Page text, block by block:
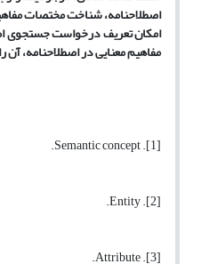
اصطلاحنامه، شناخت مختصات
امکان تعریف درخواست جستجوی
مفاهیم معنایی در
[1]. Semantic concept.
[2]. Entity.
[3]. Attribute.